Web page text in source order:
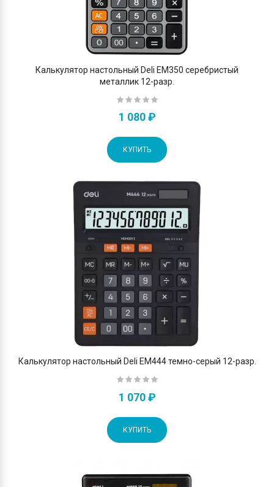
Калькулятор настольный Deli EM350 серебристый
металлик 12-разр.
1 080 ₽
КУПИТЬ
Калькулятор настольный Deli EM444 темно-серый 12-разр.
1 070 ₽
КУПИТЬ